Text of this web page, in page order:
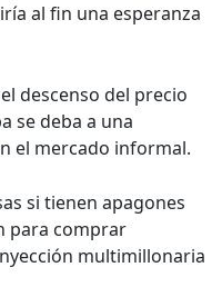
al fin una esperanza
descenso del precio
se deba a una
el mercado informal.
si tienen apagones
para comprar
multimillonaria